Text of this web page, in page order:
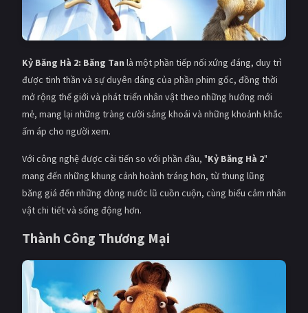
Kỷ Băng Hà 2: Băng Tan là một phần tiếp nối xứng đáng, duy trì
được tinh thần và sự duyên dáng của phần phim gốc, đồng thời
mở rộng thế giới và phát triển nhân vật theo những hướng mới
mẻ, mang lại những tràng cười sảng khoái và những khoảnh khắc
ấm áp cho người xem.
Với công nghệ được cải tiến so với phần đầu, "Kỷ Băng Hà 2"
mang đến những khung cảnh hoành tráng hơn, từ thung lũng
băng giá đến những dòng nước lũ cuồn cuộn, cùng biểu cảm nhân
vật chi tiết và sống động hơn.
Thành Công Thương Mại